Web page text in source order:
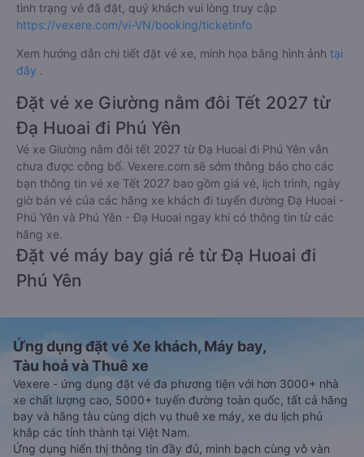
tình trạng vé đã đặt, quý khách vui lòng truy cập
https://vexere.com/vi-VN/booking/ticketinfo
Xem hướng dẫn chi tiết đặt vé xe, minh họa bằng hình ảnh tại
đây .
Đặt vé xe Giường nằm đôi Tết 2027 từ
Đạ Huoai đi Phú Yên
Vé xe Giường nằm đôi tết 2027 từ Đạ Huoai đi Phú Yên vẫn
chưa được công bố. Vexere.com sẽ sớm thông báo cho các
bạn thông tin vé xe Tết 2027 bao gồm giá vé, lịch trình, ngày
giờ bán vé của các hãng xe khách đi tuyến đường Đạ Huoai -
Phú Yên và Phú Yên - Đạ Huoai ngay khi có thông tin từ các
hãng xe.
Đặt vé máy bay giá rẻ từ Đạ Huoai đi
Phú Yên
Ứng dụng đặt vé Xe khách, Máy bay,
Tàu hoả và Thuê xe
Vexere - ứng dụng đặt vé đa phương tiện với hơn 3000+ nhà
xe chất lượng cao, 5000+ tuyến đường toàn quốc, tất cả hãng
bay và hãng tàu cùng dịch vụ thuê xe máy, xe du lịch phủ
khắp các tỉnh thành tại Việt Nam.
Ứng dụng hiển thị thông tin đầy đủ, minh bạch cùng vô vàn